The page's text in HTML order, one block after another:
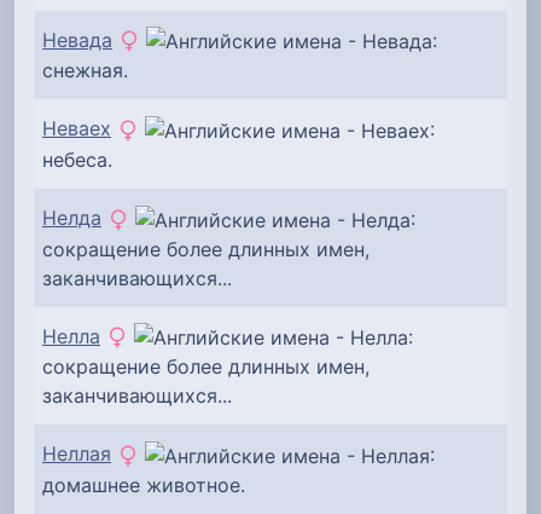
Невада
:
снежная.
Неваех
:
небеса.
Нелда
:
сокращение более длинных имен,
заканчивающихся...
Нелла
:
сокращение более длинных имен,
заканчивающихся...
Неллая
:
домашнее животное.